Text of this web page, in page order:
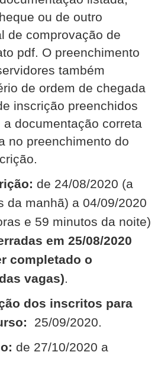
ou de outro
de comprovação de
pdf. O preenchimento
também
de ordem de chegada
inscrição preenchidos
documentação correta
no preenchimento do
de 24/08/2020 (a
da manhã) a 04/09/2020
e 59 minutos da noite)
em 25/08/2020
completado o
vagas).
dos inscritos para
25/09/2020.
de 27/10/2020 a